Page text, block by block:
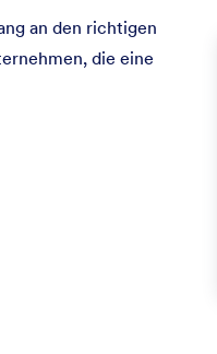
an den richtigen
die eine